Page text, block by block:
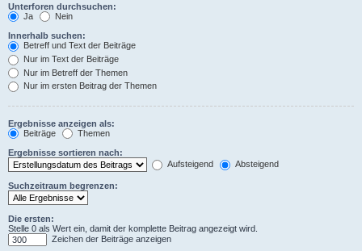
Unterforen durchsuchen:
Ja
Nein
Innerhalb suchen:
Betreff und Text der Beiträge
Nur im Text der Beiträge
Nur im Betreff der Themen
Nur im ersten Beitrag der Themen
Ergebnisse anzeigen als:
Beiträge
Themen
Ergebnisse sortieren nach:
Aufsteigend
Absteigend
Suchzeitraum begrenzen:
Die ersten:
Stelle 0 als Wert ein, damit der komplette Beitrag angezeigt wird.
Zeichen der Beiträge anzeigen